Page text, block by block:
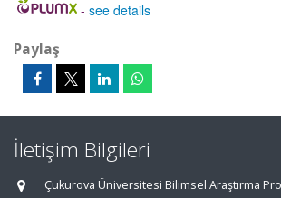
- see details
Paylaş
İletişim Bilgileri
Çukurova Üniversitesi Bilimsel Araştırma